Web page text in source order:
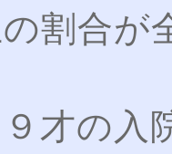
の割合
９才の